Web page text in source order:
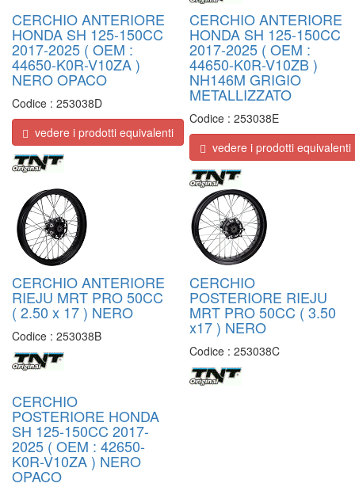
CERCHIO ANTERIORE
HONDA SH 125-150CC
2017-2025 ( OEM :
44650-K0R-V10ZA )
NERO OPACO
Codice : 253038D
vedere i prodotti equivalenti
CERCHIO ANTERIORE
HONDA SH 125-150CC
2017-2025 ( OEM :
44650-K0R-V10ZB )
NH146M GRIGIO
METALLIZZATO
Codice : 253038E
vedere i prodotti equivalenti
CERCHIO ANTERIORE
RIEJU MRT PRO 50CC
( 2.50 x 17 ) NERO
Codice : 253038B
CERCHIO
POSTERIORE RIEJU
MRT PRO 50CC ( 3.50
x17 ) NERO
Codice : 253038C
CERCHIO
POSTERIORE HONDA
SH 125-150CC 2017-
2025 ( OEM : 42650-
K0R-V10ZA ) NERO
OPACO